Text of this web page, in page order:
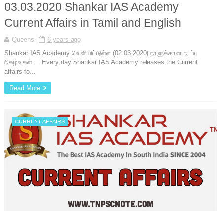
03.03.2020 Shankar IAS Academy
Current Affairs in Tamil and English
Queens
6 years ago
Shankar IAS Academy வெளியிட்டுள்ள (02.03.2020) நாளுக்கான நடப்பு
நிகழ்வுகள். Every day Shankar IAS Academy releases the Current
affairs fo...
Read More
CURRENT AFFAIRS